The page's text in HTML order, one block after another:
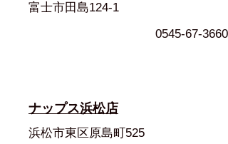
富士市田島124-1
0545-67-3660
ナップス浜松店
浜松市東区原島町525